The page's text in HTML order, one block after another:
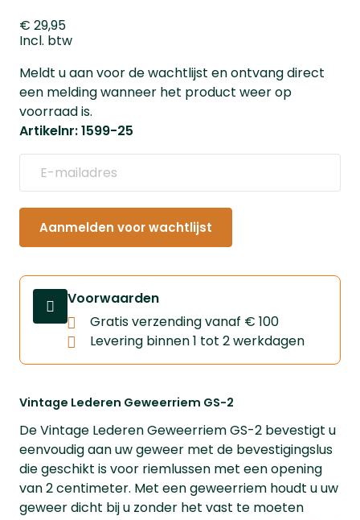
Vintage Lederen Geweerriem GS-2
De Vintage Lederen Geweerriem GS-2 bevestigt u
eenvoudig aan uw geweer met de bevestigingslus
die geschikt is voor riemlussen met een opening
van 2 centimeter. Met een geweerriem houdt u uw
geweer dicht bij u zonder het vast te moeten
€ 29,95
Incl. btw
Meldt u aan voor de wachtlijst en ontvang direct
een melding wanneer het product weer op
voorraad is.
Artikelnr: 1599-25
Aanmelden voor wachtlijst
Voorwaarden
Gratis verzending vanaf € 100
Levering binnen 1 tot 2 werkdagen